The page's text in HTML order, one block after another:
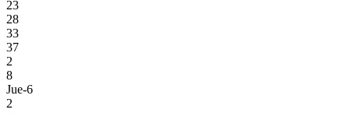
23
28
33
37
2
8
Jue-6
2